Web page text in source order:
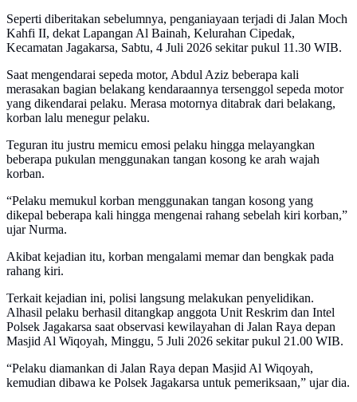
Seperti diberitakan sebelumnya, penganiayaan terjadi di Jalan Moch
Kahfi II, dekat Lapangan Al Bainah, Kelurahan Cipedak,
Kecamatan Jagakarsa, Sabtu, 4 Juli 2026 sekitar pukul 11.30 WIB.
Saat mengendarai sepeda motor, Abdul Aziz beberapa kali
merasakan bagian belakang kendaraannya tersenggol sepeda motor
yang dikendarai pelaku. Merasa motornya ditabrak dari belakang,
korban lalu menegur pelaku.
Teguran itu justru memicu emosi pelaku hingga melayangkan
beberapa pukulan menggunakan tangan kosong ke arah wajah
korban.
“Pelaku memukul korban menggunakan tangan kosong yang
dikepal beberapa kali hingga mengenai rahang sebelah kiri korban,”
ujar Nurma.
Akibat kejadian itu, korban mengalami memar dan bengkak pada
rahang kiri.
Terkait kejadian ini, polisi langsung melakukan penyelidikan.
Alhasil pelaku berhasil ditangkap anggota Unit Reskrim dan Intel
Polsek Jagakarsa saat observasi kewilayahan di Jalan Raya depan
Masjid Al Wiqoyah, Minggu, 5 Juli 2026 sekitar pukul 21.00 WIB.
“Pelaku diamankan di Jalan Raya depan Masjid Al Wiqoyah,
kemudian dibawa ke Polsek Jagakarsa untuk pemeriksaan,” ujar dia.